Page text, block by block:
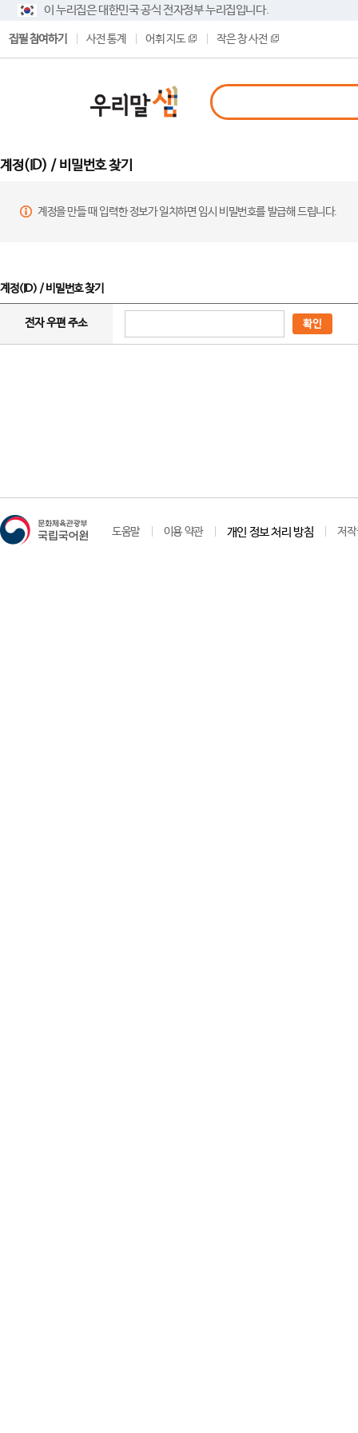
이 누리집은 대한민국 공식 전자정부 누리집입니다.
집필 참여하기 사전 통계 어휘 지도 작은 창 사전
계정(ID) / 비밀번호 찾기
계정을 만들 때 입력한 정보가 일치하면 임시 비밀번호를 발급해 드립니다.
계정(ID) / 비밀번호 찾기
전자 우편 주소 확인
도움말 이용 약관 개인 정보 처리 방침 저